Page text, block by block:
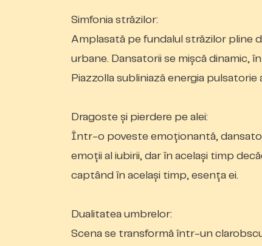
Simfonia străzilor:
Amplasată pe fundalul străzilor pline
urbane. Dansatorii se mișcă dinamic,
Piazzolla subliniază energia pulsatorie
Dragoste și pierdere pe alei:
Într-o poveste emoționantă,
emoții al iubirii, dar în același timp
captând în același timp, esența ei.
Dualitatea umbrelor:
Scena se transformă într-un